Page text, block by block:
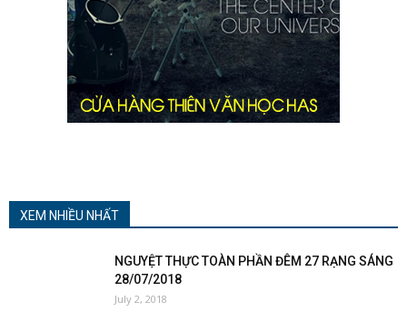
XEM NHIỀU NHẤT
NGUYỆT THỰC TOÀN PHẦN ĐÊM 27 RẠNG SÁNG
28/07/2018
July 2, 2018